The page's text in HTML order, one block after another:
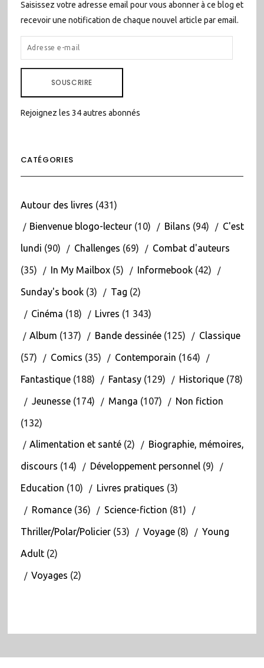
Saisissez votre adresse email pour vous abonner à ce blog et
recevoir une notification de chaque nouvel article par email.
ADRESSE
E-
SOUSCRIRE
Rejoignez les 34 autres abonnés
CATÉGORIES
Autour des livres (431)
Bienvenue blogo-lecteur(10) Bilans (94) C'est
lundi (90) Challenges (69) Combat d'auteurs
(35) In My Mailbox(5) Informebook(42)
Sunday's book(3) Tag (2)
Cinéma (18) Livres (1 343)
Album (137) Bande dessinée(125) Classique
(57) Comics (35) Contemporain (164)
Fantastique(188) Fantasy(129) Historique(78)
Jeunesse(174) Manga (107) Non fiction
(132)
Alimentation et santé(2) Biographie, mémoires,
discours (14) Développement personnel(9)
Education (10) Livres pratiques (3)
Romance(36) Science-fiction (81)
Thriller/Polar/Policier(53) Voyage(8) Young
Adult(2)
Voyages (2)